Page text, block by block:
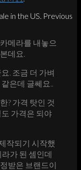
in the US. Previous
메라를 내놓으
데요.
. 조금 더 가벼
은데 글쎄요..
? 가격 탓인 것
가격은 되야
작되기 시작했
가 된 셈인데
받은 브랜드이